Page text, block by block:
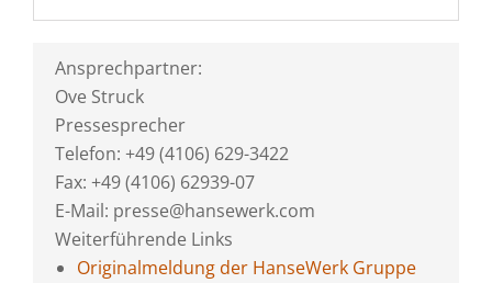
Ansprechpartner:
Ove Struck
Pressesprecher
Telefon: +49 (4106) 629-3422
Fax: +49 (4106) 62939-07
E-Mail: presse@hansewerk.com
Weiterführende Links
Originalmeldung der HanseWerk Gruppe